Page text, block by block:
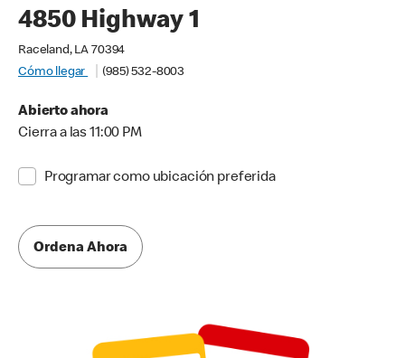
4850 Highway 1
Raceland, LA 70394
Cómo llegar
(985) 532-8003
Abierto ahora
Cierra a las 11:00 PM
Programar como ubicación preferida
Ordena Ahora